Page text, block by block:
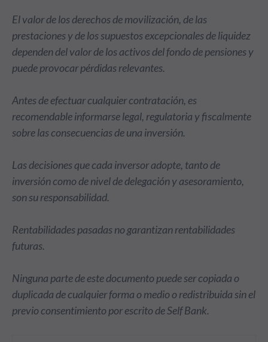
El valor de los derechos de movilización, de las
prestaciones y de los supuestos excepcionales de liquidez
dependen del valor de los activos del fondo de pensiones y
puede provocar pérdidas relevantes.
Antes de efectuar cualquier contratación, es
recomendable informarse legal, regulatoria y fiscalmente
sobre las consecuencias de una inversión.
Las decisiones que cada inversor adopte, tanto de
inversión como de nivel de delegación y asesoramiento,
son su responsabilidad.
Rentabilidades pasadas no garantizan rentabilidades
futuras.
Ninguna parte de este documento puede ser copiada o
duplicada de cualquier forma o medio o redistribuida sin el
previo consentimiento por escrito de Self Bank.